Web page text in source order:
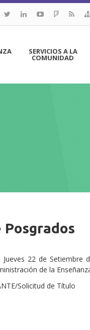
SERVICIOS A LA
COMUNIDAD
22 de Setiembre
de la
Solicitud de Título